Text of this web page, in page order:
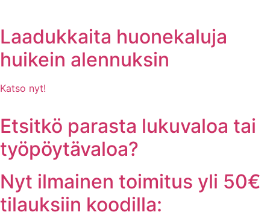
Laadukkaita huonekaluja
huikein alennuksin
Katso nyt!
Etsitkö parasta lukuvaloa tai
työpöytävaloa?
Nyt ilmainen toimitus yli 50€
tilauksiin koodilla: